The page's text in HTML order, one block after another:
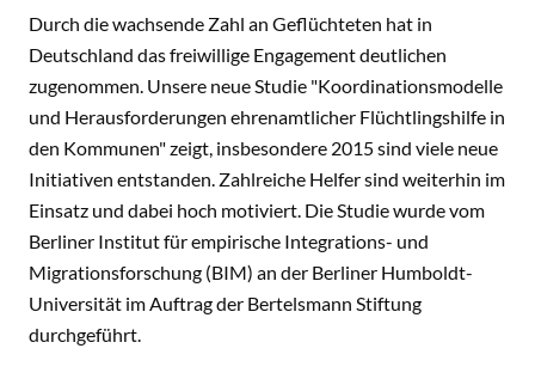
Durch die wachsende Zahl an Geflüchteten hat in
Deutschland das freiwillige Engagement deutlichen
zugenommen. Unsere neue Studie "Koordinationsmodelle
und Herausforderungen ehrenamtlicher Flüchtlingshilfe in
den Kommunen" zeigt, insbesondere 2015 sind viele neue
Initiativen entstanden. Zahlreiche Helfer sind weiterhin im
Einsatz und dabei hoch motiviert. Die Studie wurde vom
Berliner Institut für empirische Integrations- und
Migrationsforschung (BIM) an der Berliner Humboldt-
Universität im Auftrag der Bertelsmann Stiftung
durchgeführt.